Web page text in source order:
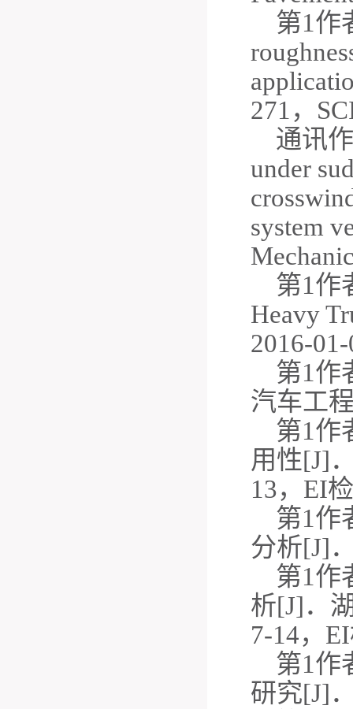
第1作
271，
通讯
under
system
第1作
Heavy
2016-
第1作
汽车工
第1作
用性[J]
13，EI
第1作
分析[J]
第1作
析[J]．
7-14，
第1作
研究[J]